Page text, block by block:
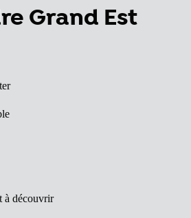
Grand Est
à découvrir